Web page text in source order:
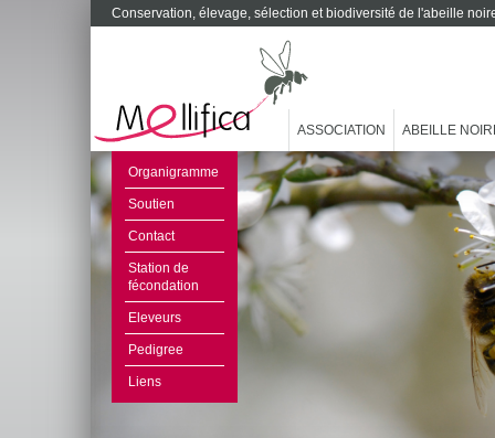
Conservation, élevage, sélection et biodiversité de l'abeille
ASSOCIATION ABEILLE
Organigramme
Soutien
Contact
Station de
fécondation
Eleveurs
Pedigree
Liens